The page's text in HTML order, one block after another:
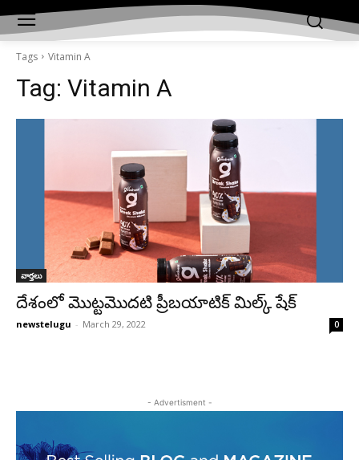
Tags Vitamin A
Tag: Vitamin A
వార్తలు
దేశంలో మొట్టమొదటి ప్రీబయాటిక్‌ మిల్క్‌ షేక్‌
newstelugu - March 29, 2022 0
- Advertisment -